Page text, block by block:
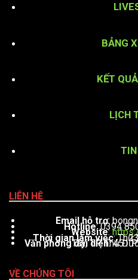
BẢNG
KẾT
LỊCH
LIÊN HỆ
Email hỗ trợ:
Hotline: 0394
Website:
Thời gian làm việc : Thứ 2 –
Văn phòng đại diện
: 451 Phạm Văn Đồng, Phường
VỀ CHÚNG TÔI